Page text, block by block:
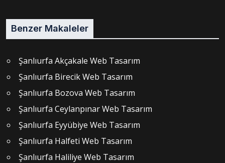
Benzer Makaleler
Şanlıurfa Akçakale Web Tasarım
Şanlıurfa Birecik Web Tasarım
Şanlıurfa Bozova Web Tasarım
Şanlıurfa Ceylanpınar Web Tasarım
Şanlıurfa Eyyübiye Web Tasarım
Şanlıurfa Halfeti Web Tasarım
Şanlıurfa Haliliye Web Tasarım